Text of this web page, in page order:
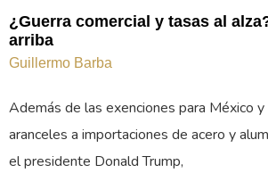
¿Guerra comercial y tasas al
arriba
Guillermo Barba
Además de las exenciones para México y
aranceles a importaciones de acero y
el presidente Donald Trump,